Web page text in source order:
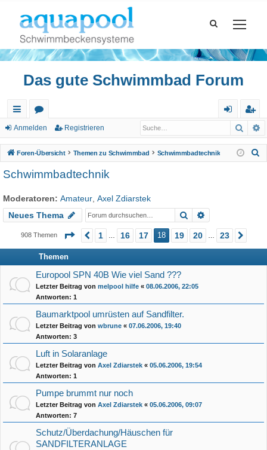
Das gute Schwimmbad Forum
ch
ne
llz
riff
or
en m
el
eg
ist
rie
Anmelden Registrieren
Foren-Übersicht Themen zu Schwimmbad Schwimmbadtechnik
Schwimmbadtechnik
Moderatoren: Amateur Axel Zdiarstek
Neues Thema
Suche
908 Themen Seite 18 von23
Vorherige
1 16 17 18 19 20 23
Themen
Europool SPN 40B Wie viel Sand ???
Letzter Beitrag von melpool hilfe « 08.06.2006, 22:05
Antworten: 1
Baumarktpool umrüsten auf Sandfilter.
Letzter Beitrag von wbrune « 07.06.2006, 19:40
Antworten: 3
Luft in Solaranlage
Letzter Beitrag von Axel Zdiarstek « 05.06.2006, 19:54
Antworten: 1
Pumpe brummt nur noch
Letzter Beitrag von Axel Zdiarstek « 05.06.2006, 09:07
Antworten: 7
Schutz/Überdachung/Häuschen für
SANDFILTERANLAGE